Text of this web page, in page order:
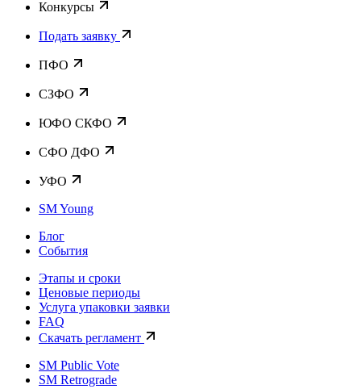
Конкурсы
Подать заявку
ПФО
СЗФО
ЮФО СКФО
CФО ДФО
УФО
SM Young
Блог
События
Этапы и сроки
Ценовые периоды
Услуга упаковки заявки
FAQ
Скачать регламент
SM Public Vote
SM Retrograde